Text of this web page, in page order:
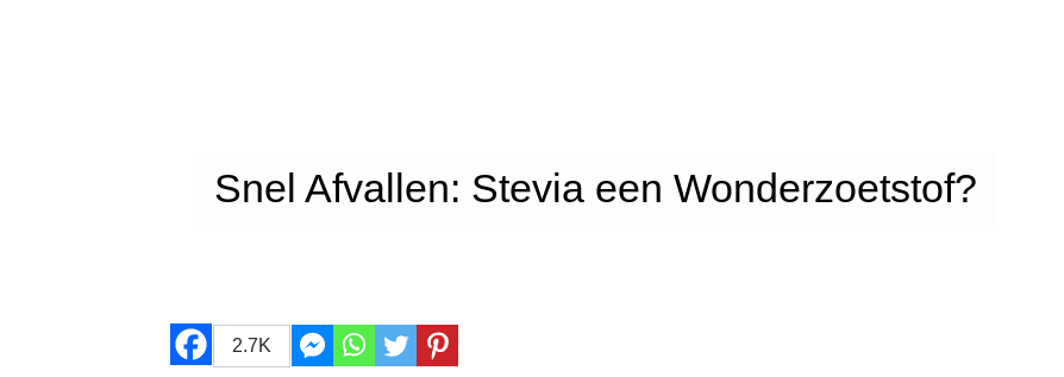
Snel Afvallen: Stevia een Wonderzoetstof?
2.7K